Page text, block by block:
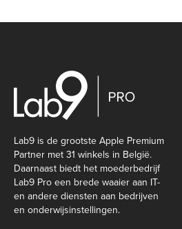
Lab9 is de grootste Apple Premium
Partner met 31 winkels in België.
Daarnaast biedt het moederbedrijf
Lab9 Pro een brede waaier aan IT-
en andere diensten aan bedrijven
en onderwijsinstellingen.